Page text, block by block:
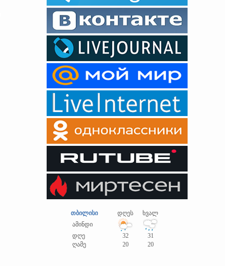
თბილისი დღეს
ხვალ
ამინდი
დღე
32
31
ღამე
20 20